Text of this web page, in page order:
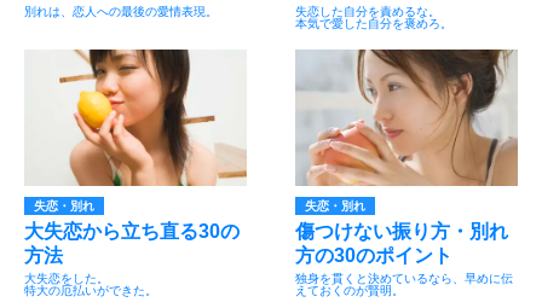
別れは、恋人への最後の愛情表現。
失恋した自分を責めるな。
本気で愛した自分を褒めろ。
失恋・別れ
大失恋から立ち直る30の
方法
大失恋をした。
特大の厄払いができた。
失恋・別れ
傷つけない振り方・別れ
方の30のポイント
独身を貫くと決めているなら、早めに伝
えておくのが賢明。